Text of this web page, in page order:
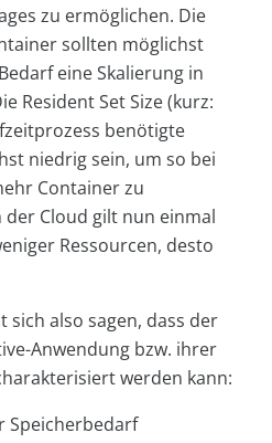
zu ermöglichen. Die
sollten möglichst
eine Skalierung in
Resident Set Size (kurz:
benötigte
niedrig sein, um so bei
Container zu
Cloud gilt nun einmal
Ressourcen, desto
sich also sagen, dass der
Anwendung bzw. ihrer
werden kann:
Speicherbedarf